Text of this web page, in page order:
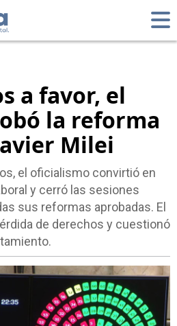
a favor, el
la reforma
Milei
el oficialismo convirtió en
y cerró las sesiones
sus reformas aprobadas. El
de derechos y cuestionó